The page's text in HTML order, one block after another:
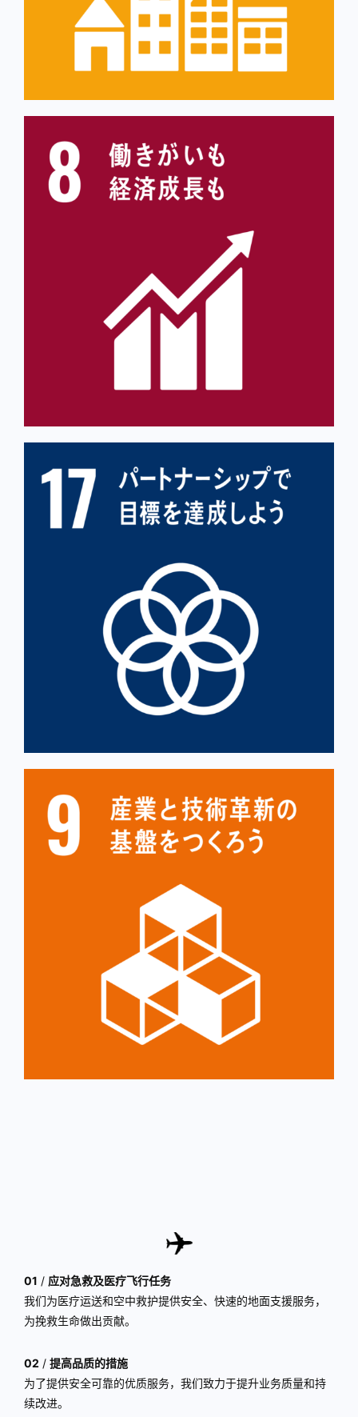
01 / 应对急救及医疗飞行任务
我们为医疗运送和空中救护提供安全、快速的地面支援服务，
为挽救生命做出贡献。
02 / 提高品质的措施
为了提供安全可靠的优质服务，我们致力于提升业务质量和持
续改进。